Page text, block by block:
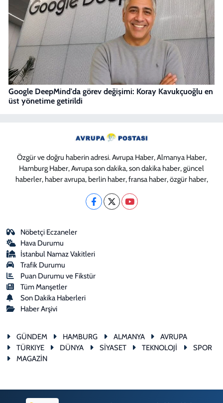
Google DeepMind'da görev değişimi: Koray Kavukçuoğlu en
üst yönetime getirildi
Özgür ve doğru haberin adresi. Avrupa Haber, Almanya Haber,
Hamburg Haber, Avrupa son dakika, son dakika haber, güncel
haberler, haber avrupa, berlin haber, fransa haber, özgür haber,
Nöbetçi Eczaneler
Hava Durumu
İstanbul Namaz Vakitleri
Trafik Durumu
Puan Durumu ve Fikstür
Tüm Manşetler
Son Dakika Haberleri
Haber Arşivi
GÜNDEM HAMBURG ALMANYA
AVRUPA
TÜRKIYE
DÜNYA SİYASET TEKNOLOJİ
SPOR
MAGAZİN